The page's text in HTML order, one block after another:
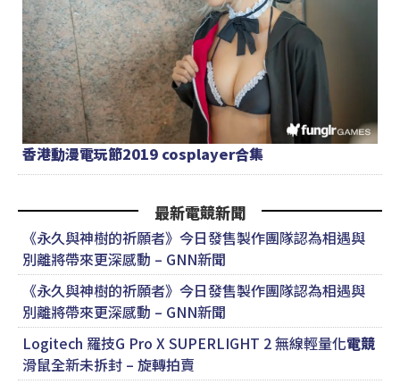
香港動漫電玩節2019 cosplayer合集
最新電競新聞
《永久與神樹的祈願者》今日發售製作團隊認為相遇與
別離將帶來更深感動 – GNN新聞
《永久與神樹的祈願者》今日發售製作團隊認為相遇與
別離將帶來更深感動 – GNN新聞
Logitech 羅技G Pro X SUPERLIGHT 2 無線輕量化電競
滑鼠全新未拆封 – 旋轉拍賣